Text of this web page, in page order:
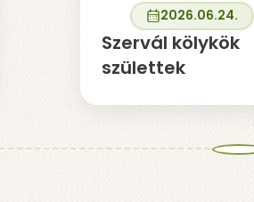
2026.06.24.
Szervál kölykök
születtek